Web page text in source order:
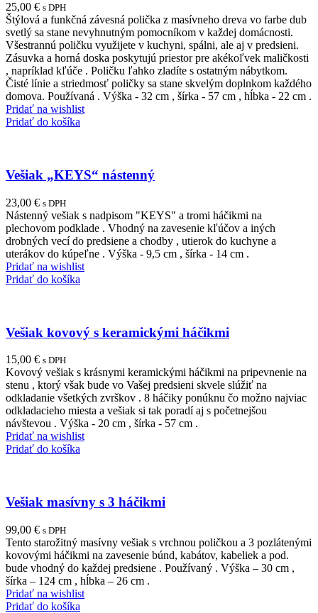
25,00 € s DPH
Štýlová a funkčná závesná polička z masívneho dreva vo farbe dub
svetlý sa stane nevyhnutným pomocníkom v každej domácnosti.
Všestrannú poličku využijete v kuchyni, spálni, ale aj v predsieni.
Zásuvka a horná doska poskytujú priestor pre akékoľvek maličkosti
, napríklad kľúče . Poličku ľahko zladíte s ostatným nábytkom.
Čisté línie a striedmosť poličky sa stane skvelým doplnkom každého
domova. Používaná . Výška - 32 cm , šírka - 57 cm , hĺbka - 22 cm .
Pridať na wishlist
Pridať do košíka
Vešiak „KEYS“ nástenný
23,00 € s DPH
Nástenný vešiak s nadpisom "KEYS" a tromi háčikmi na
plechovom podklade . Vhodný na zavesenie kľúčov a iných
drobných vecí do predsiene a chodby , utierok do kuchyne a
uterákov do kúpeľne . Výška - 9,5 cm , šírka - 14 cm .
Pridať na wishlist
Pridať do košíka
Vešiak kovový s keramickými háčikmi
15,00 € s DPH
Kovový vešiak s krásnymi keramickými háčikmi na pripevnenie na
stenu , ktorý však bude vo Vašej predsieni skvele slúžiť na
odkladanie všetkých zvrškov . 8 háčiky ponúknu čo možno najviac
odkladacieho miesta a vešiak si tak poradí aj s početnejšou
návštevou . Výška - 20 cm , šírka - 57 cm .
Pridať na wishlist
Pridať do košíka
Vešiak masívny s 3 háčikmi
99,00 € s DPH
Tento starožitný masívny vešiak s vrchnou poličkou a 3 pozlátenými
kovovými háčikmi na zavesenie búnd, kabátov, kabeliek a pod.
bude vhodný do každej predsiene . Používaný . Výška – 30 cm ,
šírka – 124 cm , hĺbka – 26 cm .
Pridať na wishlist
Pridať do košíka